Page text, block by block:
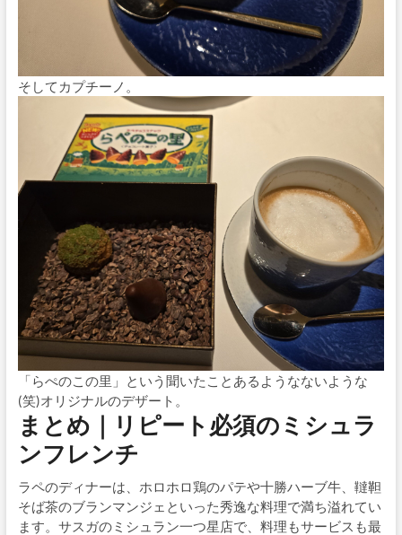
そしてカプチーノ。
「らぺのこの里」という聞いたことあるようなないような
(笑)オリジナルのデザート。
まとめ｜リピート必須のミシュラ
ンフレンチ
ラペのディナーは、ホロホロ鶏のパテや十勝ハーブ牛、韃靼
そば茶のブランマンジェといった秀逸な料理で満ち溢れてい
ます。サスガのミシュラン一つ星店で、料理もサービスも最